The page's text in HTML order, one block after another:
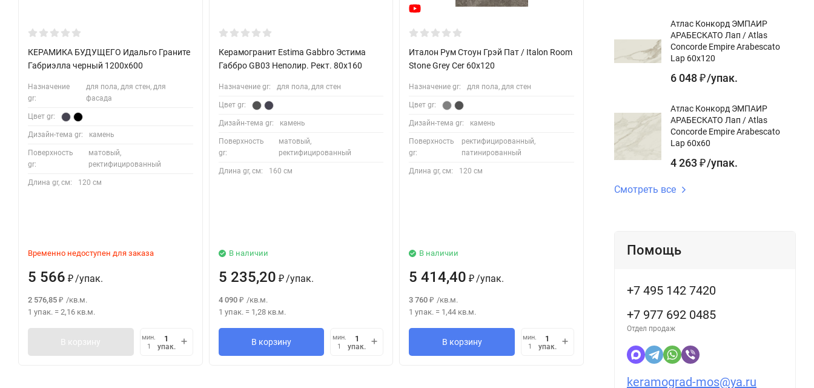
КЕРАМИКА БУДУЩЕГО Идальго Граните
Габриэлла черный 1200x600
Назначение
gr:
для пола, для стен, для
фасада
Цвет gr:
Дизайн-тема gr: камень
Поверхность
gr:
матовый,
ректифицированный
Длина gr, см: 120 см
Временно недоступен для заказа
5 566 ₽ /упак.
2 576,85 ₽ /кв.м.
1 упак. = 2,16 кв.м.
В корзину
мин.
1
упак.
Керамогранит Estima Gabbro Эстима
Габбро GB03 Неполир. Рект. 80x160
Назначение gr: для пола, для стен
Цвет gr:
Дизайн-тема gr: камень
Поверхность
gr:
матовый,
ректифицированный
Длина gr, см: 160 см
В наличии
5 235,20 ₽ /упак.
4 090 ₽ /кв.м.
1 упак.= 1,28 кв.м.
В корзину
мин.
1
упак.
Италон Рум Стоун Грэй Пат / Italon Room
Stone Grey Cer 60x120
Назначение gr: для пола, для стен
Цвет gr:
Дизайн-тема gr: камень
Поверхность
gr:
ректифицированный,
патинированный
Длина gr, см: 120 см
В наличии
5 414,40 ₽ /упак.
3 760 ₽ /кв.м.
1 упак. = 1,44 кв.м.
В корзину
мин.
1
упак.
КЕРАМИКА БУДУЩЕГО Идальго Граните
Сансет Гриджио 1200x600
для пола, для стен
Дизайн-тема gr: камень
Поверхность
матовый,
В наличии
=2,16 кв.м.
Атлас Конкорд ЭМПАИР
АРАБЕСКАТО Лап / Atlas
Concorde Empire Arabescato
Lap 60x120
6 048 ₽ /упак.
Атлас Конкорд ЭМПАИР
АРАБЕСКАТО Лап / Atlas
Concorde Empire Arabescato
Lap 60x60
4 263 ₽ /упак.
Смотреть все
Помощь
+7 495 142 7420
+7 977 692 0485
Отдел продаж
keramograd-mos@ya.ru